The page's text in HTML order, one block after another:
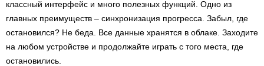
классный интерфейс и много полезных функций. Одно из
главных преимуществ – синхронизация прогресса. Забыл, где
остановился? Не беда. Все данные хранятся в облаке. Заходите
на любом устройстве и продолжайте играть с того места, где
остановились.